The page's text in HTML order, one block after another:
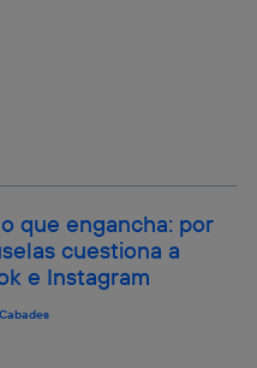
que engancha: por
cuestiona a
e Instagram